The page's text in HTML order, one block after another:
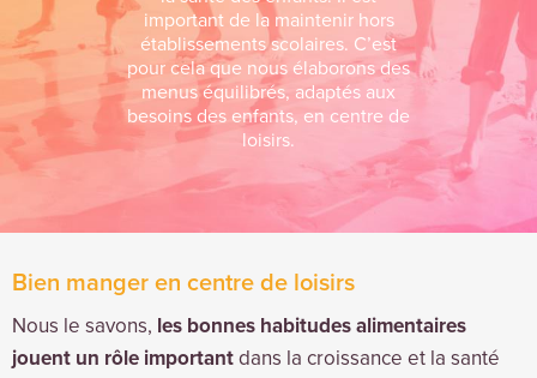
important de la maintenir hors
établissements scolaires. C’est
pour cela que nous élaborons des
menus équilibrés, adaptés aux
besoins des enfants, en centre de
loisirs.
Bien manger en centre de loisirs
Nous le savons, les bonnes habitudes alimentaires
jouent un rôle importantdans la croissance et la santé